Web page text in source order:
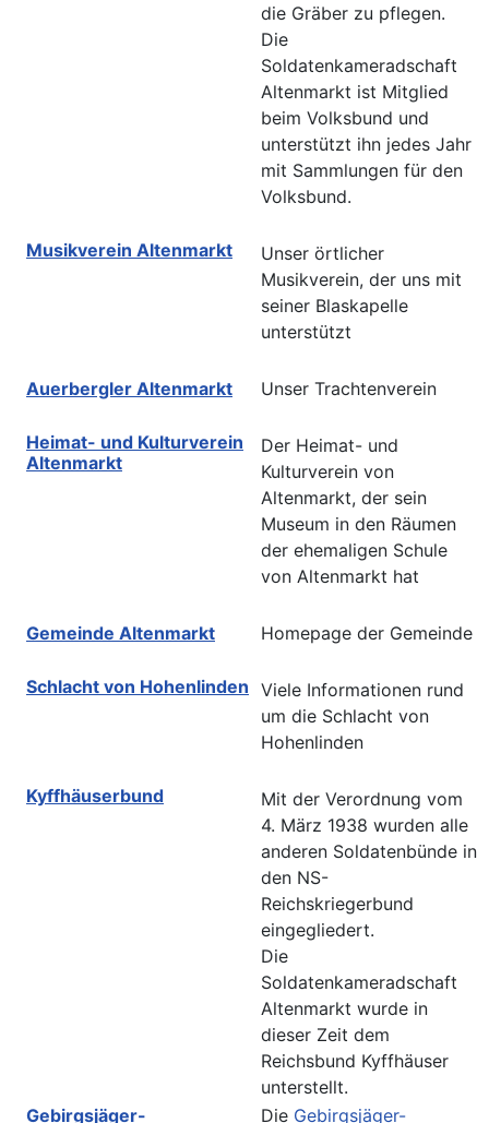
die Gräber zu pflegen.
Die
Soldatenkameradschaft
Altenmarkt ist Mitglied
beim Volksbund und
unterstützt ihn jedes Jahr
mit Sammlungen für den
Volksbund.
Musikverein Altenmarkt
Unser örtlicher
Musikverein, der uns mit
seiner Blaskapelle
unterstützt
Auerbergler Altenmarkt Unser Trachtenverein
Heimat- und Kulturverein
Altenmarkt
Der Heimat- und
Kulturverein von
Altenmarkt, der sein
Museum in den Räumen
der ehemaligen Schule
von Altenmarkt hat
Gemeinde Altenmarkt Homepage der Gemeinde
Schlacht von Hohenlinden Viele Informationen rund
um die Schlacht von
Hohenlinden
Kyffhäuserbund
Mit der Verordnung vom
4. März 1938 wurden alle
anderen Soldatenbünde in
den NS-
Reichskriegerbund
eingegliedert.
Die
Soldatenkameradschaft
Altenmarkt wurde in
dieser Zeit dem
Reichsbund Kyffhäuser
unterstellt.
Gebirgsjäger-
Die Gebirgsjäger-